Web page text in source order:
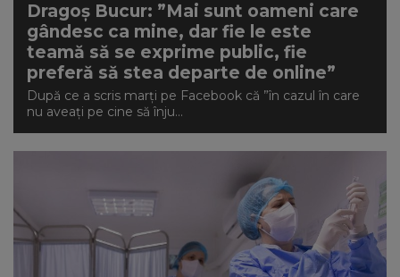
Dragoș Bucur: ”Mai sunt oameni care
gândesc ca mine, dar fie le este
teamă să se exprime public, fie
preferă să stea departe de online”
După ce a scris marți pe Facebook că ”în cazul în care
nu aveați pe cine să înju...